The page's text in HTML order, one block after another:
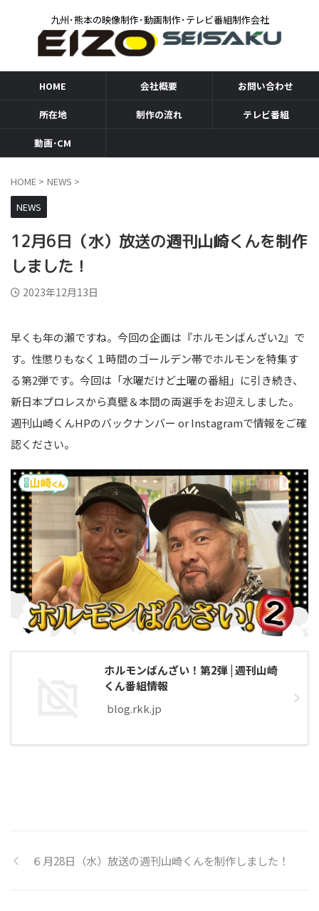
九州･熊本の映像制作･動画制作･テレビ番組制作会社
HOME 会社概要 お問い合わせ
所在地 制作の流れ テレビ番組
動画･CM
HOME > NEWS >
NEWS
12月6日（水）放送の週刊山崎くんを制作
しました！
2023年12月13日
早くも年の瀬ですね。今回の企画は『ホルモンばんざい2』で
す。性懲りもなく１時間のゴールデン帯でホルモンを特集す
る第2弾です。今回は「水曜だけど土曜の番組」に引き続き、
新日本プロレスから真壁＆本間の両選手をお迎えしました。
週刊山崎くんHPのバックナンバー or Instagramで情報をご確
認ください。
ホルモンばんざい！第2弾 | 週刊山崎
くん番組情報
blog.rkk.jp
６月28日（水）放送の週刊山崎くんを制作しました！